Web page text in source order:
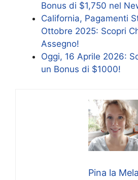
Bonus di $1,750 nel
California, Pagamenti
Ottobre 2025: Scopri
Assegno!
Oggi, 16 Aprile 2026:
un Bonus di $1000!
Pina la Mela